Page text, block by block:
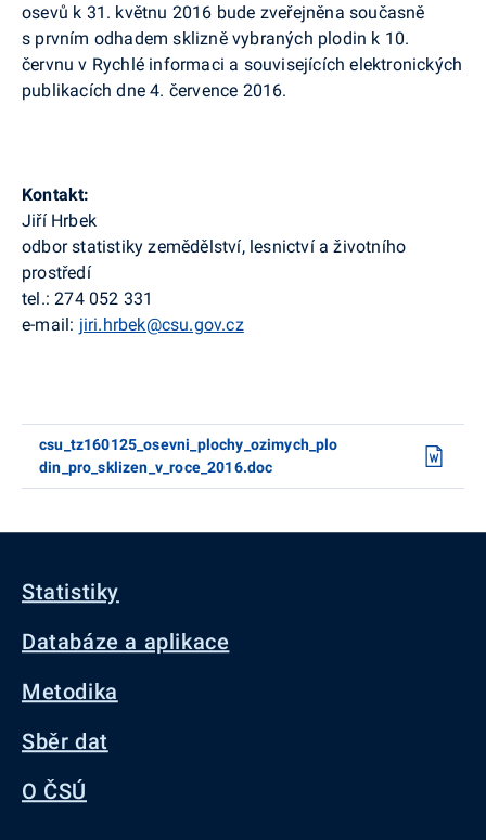
osevů k 31. květnu 2016 bude zveřejněna současně
s prvním odhadem sklizně vybraných plodin k 10.
červnu v Rychlé informaci a souvisejících elektronických
publikacích dne 4. července 2016.
Kontakt:
Jiří Hrbek
odbor statistiky zemědělství, lesnictví a životního
prostředí
tel.: 274 052 331
e-mail: jiri.hrbek@csu.gov.cz
csu_tz160125_osevni_plochy_ozimych_plo
din_pro_sklizen_v_roce_2016.doc
Statistiky
Databáze a aplikace
Metodika
Sběr dat
O ČSÚ